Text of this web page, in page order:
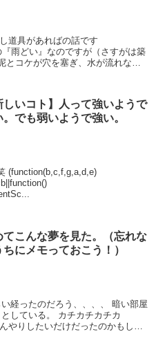
道具があればの話です
雨どい』なのですが（さすがは築
とコケが穴を塞ぎ、水が流れなく
しいコト】人って強いようで
。でも弱いようで強い。
(function(b,c,f,g,a,d,e)
てこんな夢を見た。（忘れな
ちにメモっておこう！）
経ったのだろう、、、、 暗い部屋
している。 カチカチカチカ
やりしたいだけだったのかもしれ